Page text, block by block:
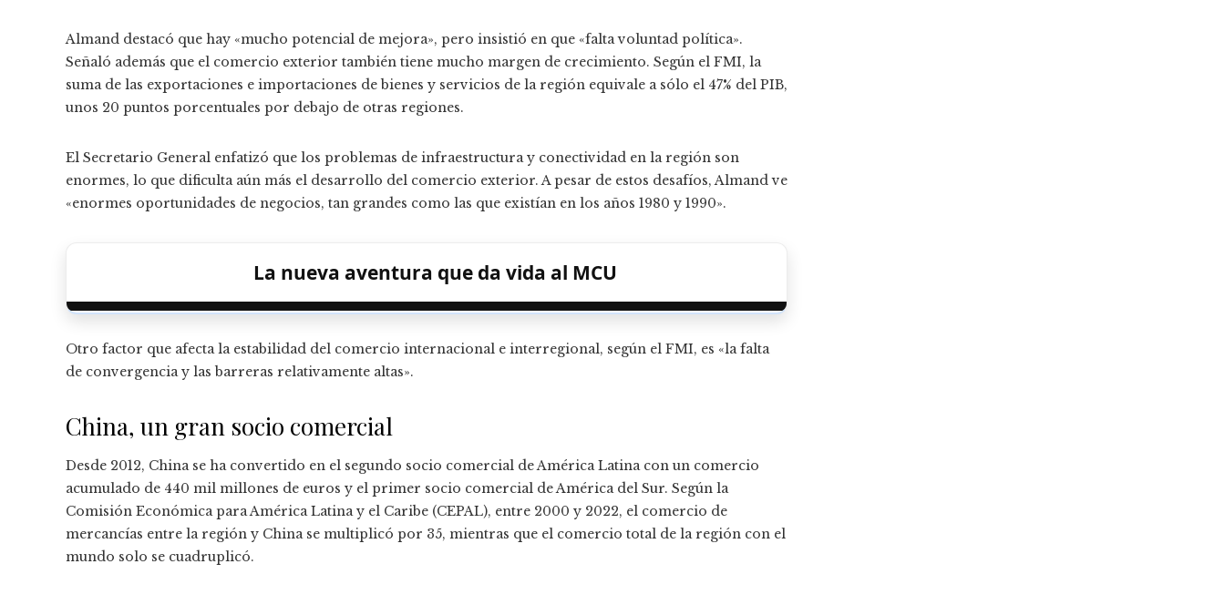
Almand destacó que hay «mucho potencial de mejora», pero insistió en que «falta voluntad política».
Señaló además que el comercio exterior también tiene mucho margen de crecimiento. Según el FMI, la
suma de las exportaciones e importaciones de bienes y servicios de la región equivale a sólo el 47% del PIB,
unos 20 puntos porcentuales por debajo de otras regiones.
El Secretario General enfatizó que los problemas de infraestructura y conectividad en la región son
enormes, lo que dificulta aún más el desarrollo del comercio exterior. A pesar de estos desafíos, Almand ve
«enormes oportunidades de negocios, tan grandes como las que existían en los años 1980 y 1990».
La nueva aventura que da vida al MCU
Otro factor que afecta la estabilidad del comercio internacional e interregional, según el FMI, es «la falta
de convergencia y las barreras relativamente altas».
China, un gran socio comercial
Desde 2012, China se ha convertido en el segundo socio comercial de América Latina con un comercio
acumulado de 440 mil millones de euros y el primer socio comercial de América del Sur. Según la
Comisión Económica para América Latina y el Caribe (CEPAL), entre 2000 y 2022, el comercio de
mercancías entre la región y China se multiplicó por 35, mientras que el comercio total de la región con el
mundo solo se cuadruplicó.